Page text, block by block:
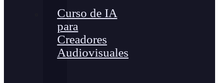
Curso de IA
para
Creadores
Audiovisuales